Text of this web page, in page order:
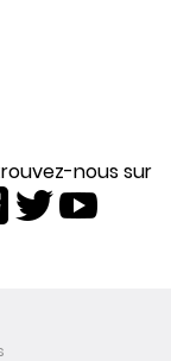
nous sur